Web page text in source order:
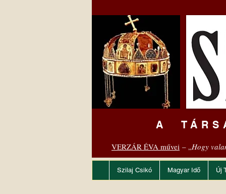
A
VERZÁR ÉVA művei – „Hogy
Szilaj Csikó Magyar Idő Új